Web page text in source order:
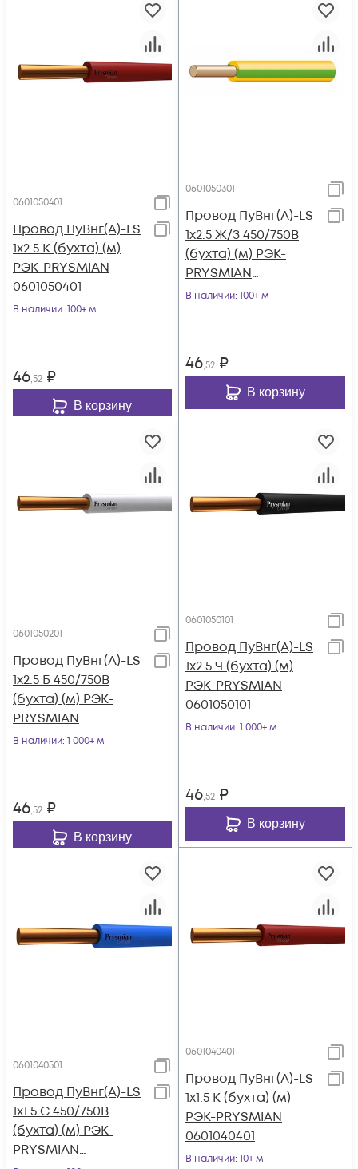
0601050401
Провод ПуВнг(А)-LS
1х2.5 К (бухта) (м)
РЭК-PRYSMIAN
0601050401
В наличии: 100+ м
46,52 ₽
В корзину
0601050301
Провод ПуВнг(А)-LS
1х2.5 Ж/З 450/750В
(бухта) (м) РЭК-
PRYSMIAN
0601050301
В наличии: 100+ м
46,52 ₽
В корзину
0601050201
Провод ПуВнг(А)-LS
1х2.5 Б 450/750В
(бухта) (м) РЭК-
PRYSMIAN
0601050201
В наличии: 1 000+ м
46,52 ₽
В корзину
0601050101
Провод ПуВнг(А)-LS
1х2.5 Ч (бухта) (м)
РЭК-PRYSMIAN
0601050101
В наличии: 1 000+ м
46,52 ₽
В корзину
0601040501
Провод ПуВнг(А)-LS
1х1.5 С 450/750В
(бухта) (м) РЭК-
PRYSMIAN
0601040401
Провод ПуВнг(А)-LS
1х1.5 К (бухта) (м)
РЭК-PRYSMIAN
0601040401
В наличии: 10+ м